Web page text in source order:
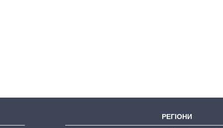
РЕГІОНИ